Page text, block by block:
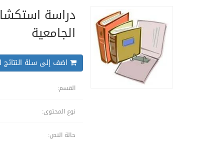
دراسة
الجامعية
اضف إلى سلة النتائج
القسم:
نوع المحتوى:
حالة النص: